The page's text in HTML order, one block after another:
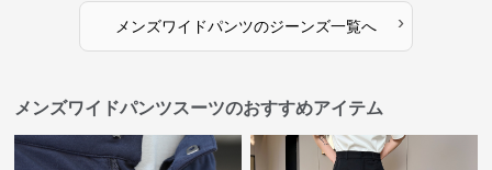
メンズワイドパンツのジーンズ一覧へ ›
メンズワイドパンツスーツのおすすめアイテム